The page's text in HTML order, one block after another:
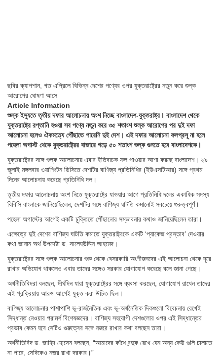
ছবির ক্যাপশান, গত এপ্রিলে বিভিন্ন দেশের পণ্যের ওপর যুক্তরাষ্ট্রের নতুন করে শুল্ক
আরোপের ঘোষণা আসে
Article Information
শুল্ক ইস্যুতে তৃতীয় দফার আলোচনায় অংশ নিচ্ছে বাংলাদেশ-যুক্তরাষ্ট্র। বাংলাদেশ থেকে
যুক্তরাষ্ট্রে রপ্তানি হওয়া সব পণ্যে নতুন করে ৩৫ শতাংশ শুল্ক আরোপের পর দুই দফা
আলোচনা হলেও ঐকমত্যে পৌঁছাতে পারেনি দুই দেশ। এই দফার আলোচনা ফলপ্রসূ না হলে
পহেলা অগাস্ট থেকে যুক্তরাষ্ট্রের বাজারে গড়ে ৫০ শতাংশ শুল্ক গুনতে হবে বাংলাদেশকে।
যুক্তরাষ্ট্রের সঙ্গে শুল্ক আলোচনায় এবার ইতিবাচক ফল পাওয়ার আশা করছে বাংলাদেশ। ২৯
জুলাই মঙ্গলবার ওয়াশিংটন ডিসিতে দেশটির বাণিজ্য প্রতিনিধির (ইউএসটিআর) সঙ্গে প্রথম
দিনের আলোচনায় করেছে প্রতিনিধি দল।
তৃতীয় দফার আলোচনায় অংশ নিতে যুক্তরাষ্ট্রে যাওয়ার আগে প্রতিনিধি দলের একাধিক সদস্য
বিবিসি বাংলাকে জানিয়েছিলেন, দেশটির সঙ্গে বাণিজ্য ঘাটতি কমানোই সবচেয়ে গুরুত্বপূর্ণ।
পহেলা অগাস্টের আগেই একটি চুক্তিতে পৌঁছানোর সম্ভাবনার কথাও জানিয়েছিলেন তারা।
এক্ষেত্রে দুই দেশের বাণিজ্য ঘাটতি কমাতে যুক্তরাষ্ট্রকে একটি ‘প্যাকেজ প্রস্তাব’ দেওয়ার
কথা জানান অর্থ উপদেষ্টা ড. সালেহউদ্দিন আহমেদ।
যুক্তরাষ্ট্রের সঙ্গে শুল্ক আলোচনার শুরু থেকে বেসরকারি অংশীজনদের এই আলোচনা থেকে দূরে
রাখার অভিযোগ থাকলেও এবার তাদের সঙ্গেও সরকার যোগাযোগ করেছে বলে জানা গেছে।
অর্থনীতিবিদরা বলছেন, দীর্ঘদিন যারা যুক্তরাষ্ট্রের সঙ্গে ব্যবসা করছেন, যোগাযোগ রাখেন তাদের
এই প্রক্রিয়ায় আরও আগেই যুক্ত করা উচিত ছিল।
বাণিজ্য আলোচনার পাশাপাশি ভূ-রাজনৈতিক এবং ভূ-অর্থনৈতিক দিকগুলো বিবেচনায় রেখেই
সিদ্ধান্ত নেওয়ার পরামর্শ বিশেষজ্ঞদের। বাণিজ্য সহযোগী দেশগুলোর ওপর এই সিদ্ধান্তের
প্রভাব কেমন হবে সেটিও গুরুত্বের সঙ্গে নজরে রাখার কথা বলছেন তারা।
অর্থনীতিবিদ ড. জাহিদ হোসেন বলছেন, “আমাদের কাঁধে বন্দুক রেখে যেন অন্য কেউ গুলি চালাতে
না পারে, সেদিকেও নজর রাখা দরকার।”